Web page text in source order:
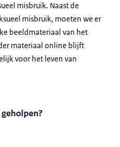
misbruik. Naast de
misbruik, moeten we er
beeldmateriaal van het
materiaal online blijft
voor het leven van